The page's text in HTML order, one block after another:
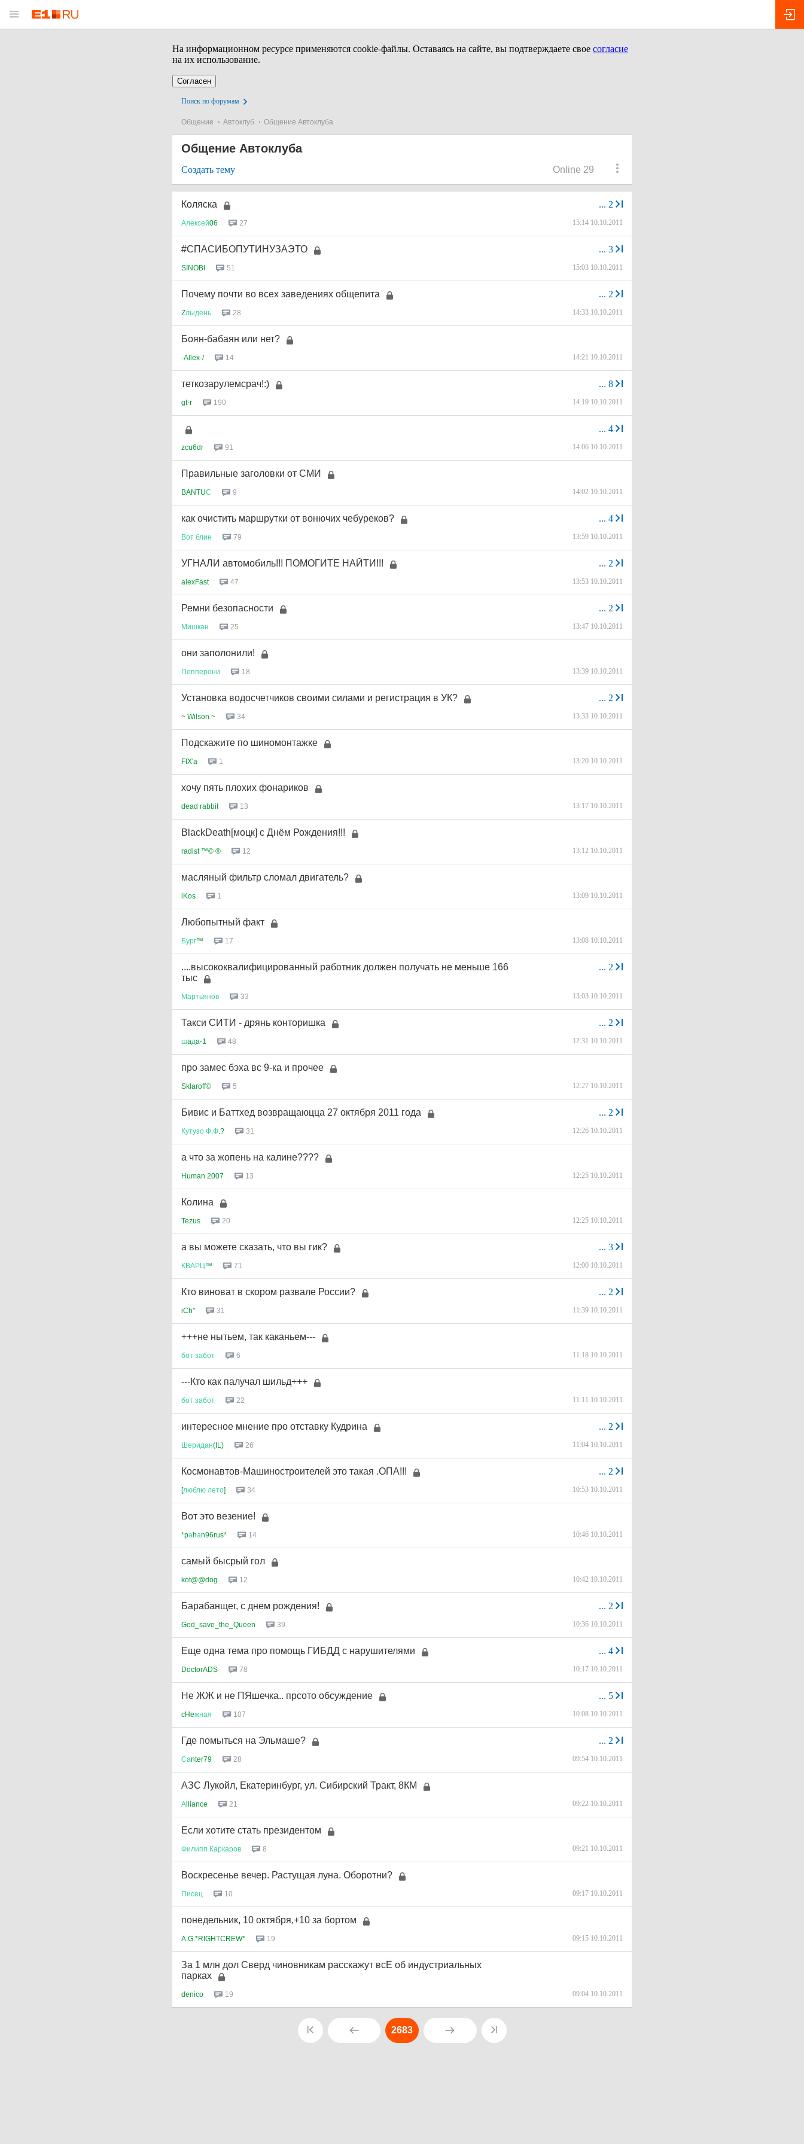
На информационном ресурсе применяются cookie-файлы. Оставаясь на сайте, вы подтверждаете свое согласие
на их использование.
Согласен
Поиск по форумам
Общение Автоклуб Общение Автоклуба
Общение Автоклуба
Online 29
Создать тему
... 2
Коляска
Алексей06 27 15:14 10.10.2011
... 3
#СПАСИБОПУТИНУЗАЭТО
SINOBI 51 15:03 10.10.2011
... 2
Почему почти во всех заведениях общепита
Zлыдень 28 14:33 10.10.2011
Боян-бабаян или нет?
-Allex-/ 14 14:21 10.10.2011
... 8
теткозарулемсрач!:)
gt-r 190 14:19 10.10.2011
... 4
zcu6dr 91 14:06 10.10.2011
Правильные заголовки от СМИ
BANTUС 9 14:02 10.10.2011
... 4
как очистить маршрутки от вонючих чебуреков?
Вот блин 79 13:59 10.10.2011
... 2
УГНАЛИ автомобиль!!! ПОМОГИТЕ НАЙТИ!!!
alexFast 47 13:53 10.10.2011
... 2
Ремни безопасности
Мишкан 25 13:47 10.10.2011
они заполонили!
Пепперони 18 13:39 10.10.2011
... 2
Установка водосчетчиков своими силами и регистрация в УК?
~ Wilson ~ 34 13:33 10.10.2011
Подскажите по шиномонтажке
FIX'a 1 13:20 10.10.2011
хочу пять плохих фонариков
dead rabbit 13 13:17 10.10.2011
BlackDeath[моцк] с Днём Рождения!!!
radist ™© ® 12 13:12 10.10.2011
масляный фильтр сломал двигатель?
iKos 1 13:09 10.10.2011
Любопытный факт
Бург™ 17 13:08 10.10.2011
... 2
....высококвалифицированный работник должен получать не меньше 166
тыс
Мартьянов 33 13:03 10.10.2011
... 2
Такси СИТИ - дрянь конторишка
шaдa-1 48 12:31 10.10.2011
про замес бэха вс 9-ка и прочее
Sklaroff© 5 12:27 10.10.2011
... 2
Бивис и Баттхед возвращаюцца 27 октября 2011 года
Кутузо Ф.Ф.? 31 12:26 10.10.2011
а что за жопень на калине????
Human 2007 13 12:25 10.10.2011
Колина
Tezus 20 12:25 10.10.2011
... 3
а вы можете сказать, что вы гик?
КВАРЦ™ 71 12:00 10.10.2011
... 2
Кто виноват в скором развале России?
iCh" 31 11:39 10.10.2011
+++не нытьем, так каканьем---
бот забот 6 11:18 10.10.2011
---Кто как палучал шильд+++
бот забот 22 11:11 10.10.2011
... 2
интересное мнение про отставку Кудрина
Шеридан(IL) 26 11:04 10.10.2011
... 2
Космонавтов-Машиностроителей это такая .ОПА!!!
[люблю лето] 34 10:53 10.10.2011
Вот это везение!
*pаhаn96rus* 14 10:46 10.10.2011
самый бысрый гол
kot@@dog 12 10:42 10.10.2011
... 2
Барабанщег, с днем рождения!
God_save_the_Queen 39 10:36 10.10.2011
... 4
Еще одна тема про помощь ГИБДД с нарушителями
DoctorADS 78 10:17 10.10.2011
... 5
Не ЖЖ и не ПЯшечка.. прсото обсуждение
cHeжная 107 10:08 10.10.2011
... 2
Где помыться на Эльмаше?
Саnter79 28 09:54 10.10.2011
АЗС Лукойл, Екатеринбург, ул. Сибирский Тракт, 8КМ
А lliance 21 09:22 10.10.2011
Если хотите стать президентом
Филипп Каркаров 8 09:21 10.10.2011
Воскресенье вечер. Растущая луна. Оборотни?
Писец 10 09:17 10.10.2011
понедельник, 10 октября,+10 за бортом
A.G.*RIGHTCREW* 19 09:15 10.10.2011
За 1 млн дол Сверд чиновникам расскажут всЁ об индустриальных
парках
denico 19 09:04 10.10.2011
2683